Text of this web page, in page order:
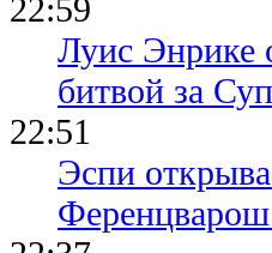
22:59
Луис Энрике
битвой за
22:51
Эспи